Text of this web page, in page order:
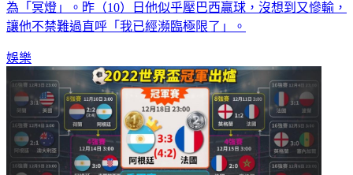
為「冥燈」。昨（10）日他似乎壓巴西贏球，沒想到又慘輸，
讓他不禁難過直呼「我已經瀕臨極限了」。
娛樂